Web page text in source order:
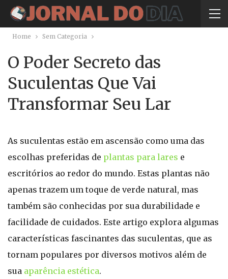
Home Sem Categoria
O Poder Secreto das
Suculentas Que Vai
Transformar Seu Lar
As suculentas estão em ascensão como uma das
escolhas preferidas de plantas para lares e
escritórios ao redor do mundo. Estas plantas não
apenas trazem um toque de verde natural, mas
também são conhecidas por sua durabilidade e
facilidade de cuidados. Este artigo explora algumas
características fascinantes das suculentas, que as
tornam populares por diversos motivos além de
sua aparência estética.